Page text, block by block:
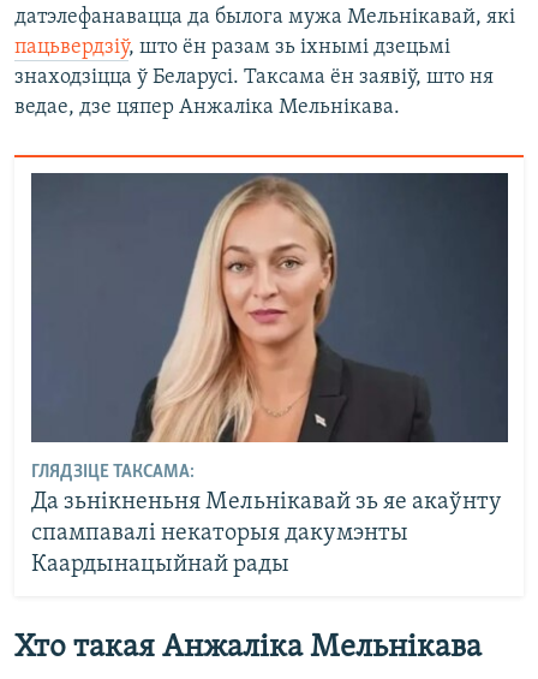
датэлефанавацца да былога мужа Мельнікавай, які
пацьвердзіў, што ён разам зь іхнымі дзецьмі
знаходзіцца ў Беларусі. Таксама ён заявіў, што ня
ведае, дзе цяпер Анжаліка Мельнікава.
ГЛЯДЗІЦЕ ТАКСАМА:
Да зьнікненьня Мельнікавай зь яе акаўнту
спампавалі некаторыя дакумэнты
Каардынацыйнай рады
Хто такая Анжаліка Мельнікава